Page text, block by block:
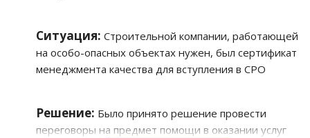
Ситуация:Строительной компании, работающей
на особо-опасных объектах нужен, был сертификат
менеджмента качества для вступления в СРО
Решение: Было принято решение провести
переговоры на предмет помощи в оказании услуг